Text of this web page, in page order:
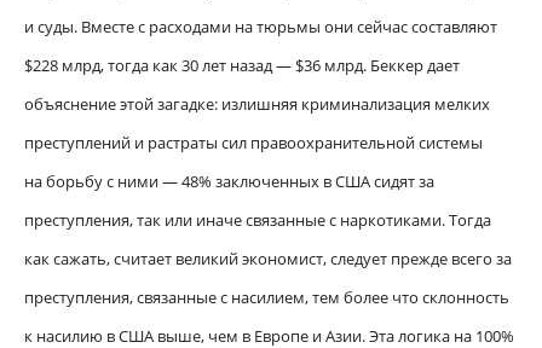
и суды. Вместе с расходами на тюрьмы они сейчас составляют
$228 млрд, тогда как 30 лет назад — $36 млрд. Беккер дает
объяснение этой загадке: излишняя криминализация мелких
преступлений и растраты сил правоохранительной системы
на борьбу с ними — 48% заключенных в США сидят за
преступления, так или иначе связанные с наркотиками. Тогда
как сажать, считает великий экономист, следует прежде всего за
преступления, связанные с насилием, тем более что склонность
к насилию в США выше, чем в Европе и Азии. Эта логика на 100%